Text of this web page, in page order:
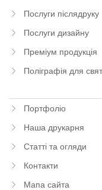
Послуги післядруку
Послуги дизайну
Преміум продукція
Поліграфія для свят
Портфоліо
Наша друкарня
Статті та огляди
Контакти
Мапа сайта